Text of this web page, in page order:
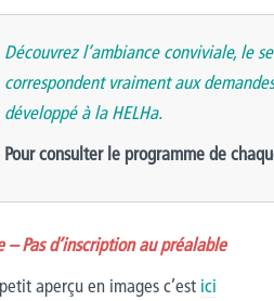
Découvrez l’ambiance conviviale, le
correspondent vraiment aux
développé à la HELHa.
Pour consulter le programme de
– Pas d’inscription au préalable
aperçu en images c’est ici